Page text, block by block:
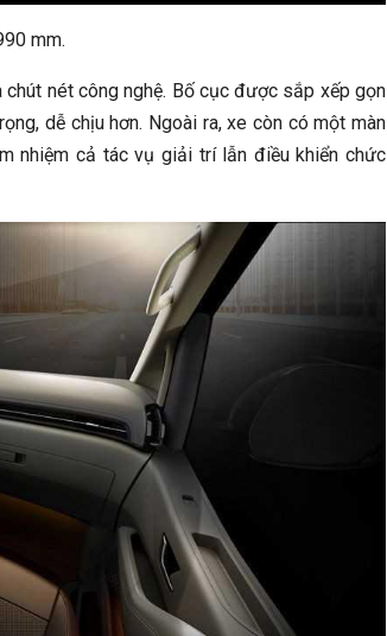
mm.
nét công nghệ. Bố cục được sắp xếp gọn
dễ chịu hơn. Ngoài ra, xe còn có một màn
nhiệm cả tác vụ giải trí lẫn điều khiển chức